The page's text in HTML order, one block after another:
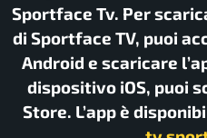
Sportface Tv. Per
di Sportface TV, puoi
Android e scaricare
dispositivo iOS, puoi
Store. L’app è